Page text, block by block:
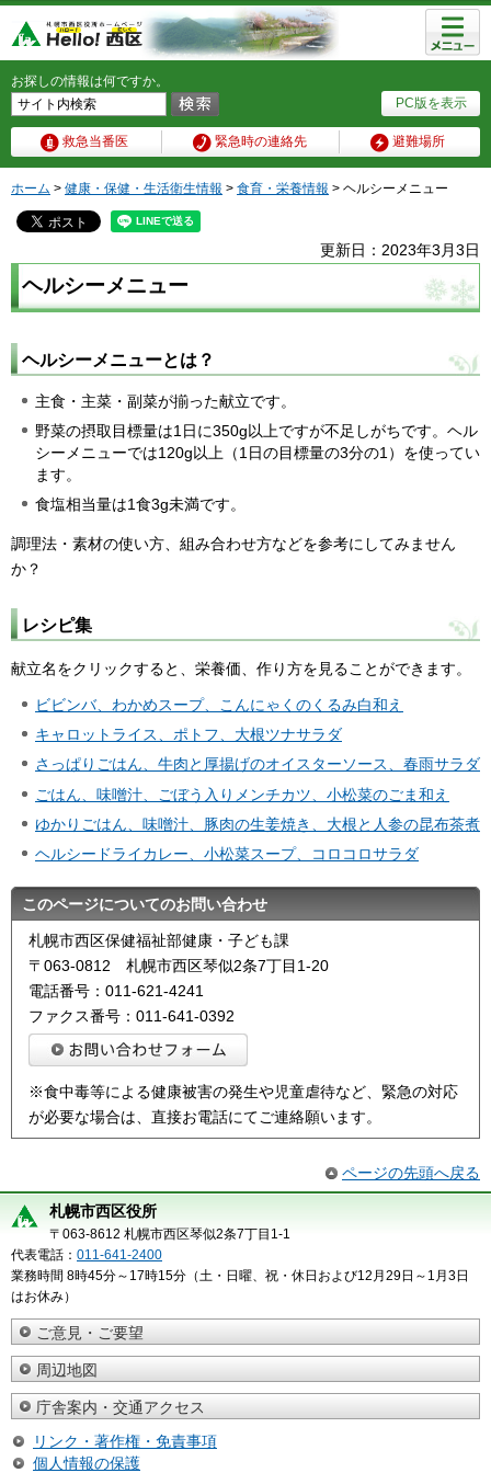
PC版を表示
お探しの情報は何ですか。
救急当番医 緊急時の連絡先 避難場所
メニュ
ー
ホーム > 健康・保健・生活衛生情報 > 食育・栄養情報 > ヘルシーメニュー
更新日：2023年3月3日
ヘルシーメニュー
ヘルシーメニューとは？
主食・主菜・副菜が揃った献立です。
野菜の摂取目標量は1日に350g以上ですが不足しがちです。ヘル
シーメニューでは120g以上（1日の目標量の3分の1）を使ってい
ます。
食塩相当量は1食3g未満です。
調理法・素材の使い方、組み合わせ方などを参考にしてみません
か？
レシピ集
献立名をクリックすると、栄養価、作り方を見ることができます。
ビビンバ、わかめスープ、こんにゃくのくるみ白和え
キャロットライス、ポトフ、大根ツナサラダ
さっぱりごはん、牛肉と厚揚げのオイスターソース、春雨サラダ
ごはん、味噌汁、ごぼう入りメンチカツ、小松菜のごま和え
ゆかりごはん、味噌汁、豚肉の生姜焼き、大根と人参の昆布茶煮
ヘルシードライカレー、小松菜スープ、コロコロサラダ
このページについてのお問い合わせ
札幌市西区保健福祉部健康・子ども課
〒063-0812 札幌市西区琴似2条7丁目1-20
電話番号：011-621-4241
ファクス番号：011-641-0392
※食中毒等による健康被害の発生や児童虐待など、緊急の対応
が必要な場合は、直接お電話にてご連絡願います。
ページの先頭へ戻る
札幌市西区役所
〒063-8612 札幌市西区琴似2条7丁目1-1
代表電話： 011-641-2400
業務時間 8時45分～17時15分（土・日曜、祝・休日および12月29日～1月3日
はお休み）
ご意見・ご要望
周辺地図
庁舎案内・交通アクセス
リンク・著作権・免責事項
個人情報の保護